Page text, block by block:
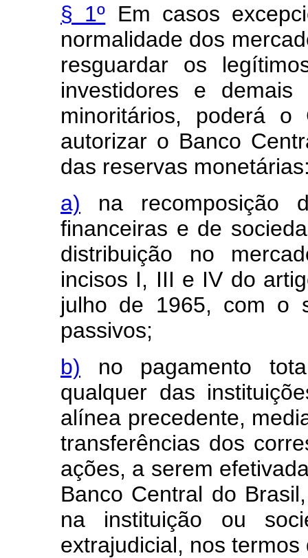
§ 1º Em casos
normalidade dos
resguardar os
investidores e
minoritários, poderá o
autorizar o Banco
das reservas
a) na recomposição
financeiras e de
distribuição no
incisos I, III e IV do
julho de 1965, com o
passivos;
b) no pagamento
qualquer das
alínea precedente,
transferências dos
ações, a serem
Banco Central do
na instituição ou
extrajudicial, nos